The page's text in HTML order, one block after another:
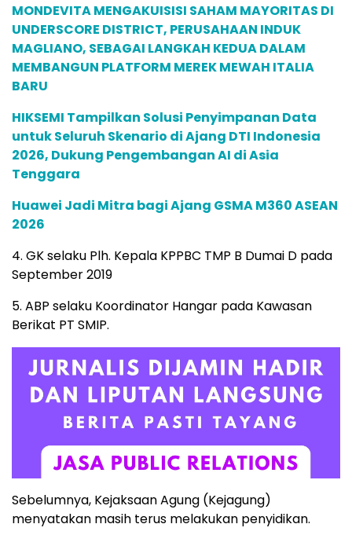
MONDEVITA MENGAKUISISI SAHAM MAYORITAS DI
UNDERSCORE DISTRICT, PERUSAHAAN INDUK
MAGLIANO, SEBAGAI LANGKAH KEDUA DALAM
MEMBANGUN PLATFORM MEREK MEWAH ITALIA
BARU
HIKSEMI Tampilkan Solusi Penyimpanan Data
untuk Seluruh Skenario di Ajang DTI Indonesia
2026, Dukung Pengembangan AI di Asia
Tenggara
Huawei Jadi Mitra bagi Ajang GSMA M360 ASEAN
2026
4. GK selaku Plh. Kepala KPPBC TMP B Dumai D pada
September 2019
5. ABP selaku Koordinator Hangar pada Kawasan
Berikat PT SMIP.
Sebelumnya, Kejaksaan Agung (Kejagung)
menyatakan masih terus melakukan penyidikan.